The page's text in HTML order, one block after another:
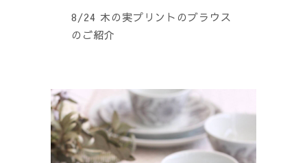
8/24 木の実プリントのブラウス
のご紹介